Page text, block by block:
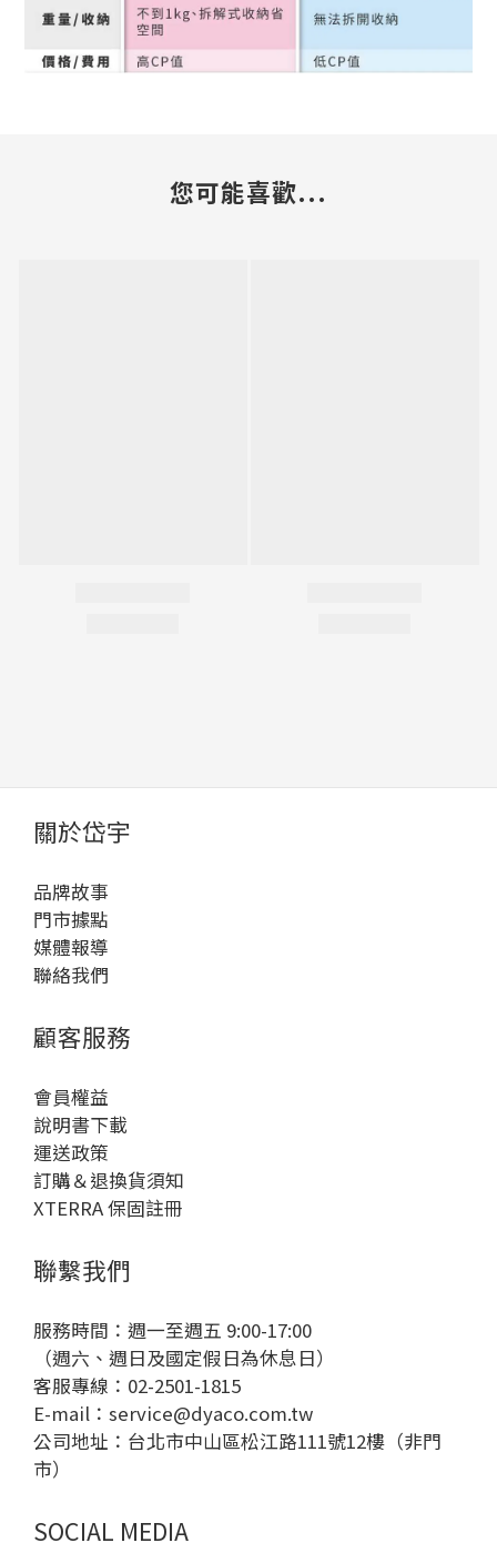
您可能喜歡...
關於岱宇
品牌故事
門市據點
媒體報導
聯絡我們
顧客服務
會員權益
說明書下載
運送政策
訂購＆退換貨須知
XTERRA 保固註冊
聯繫我們
服務時間：週一至週五 9:00-17:00
（週六、週日及國定假日為休息日）
客服專線：02-2501-1815
E-mail： service@dyaco.com.tw
公司地址：台北市中山區松江路111號12樓（非門
市）
SOCIAL MEDIA